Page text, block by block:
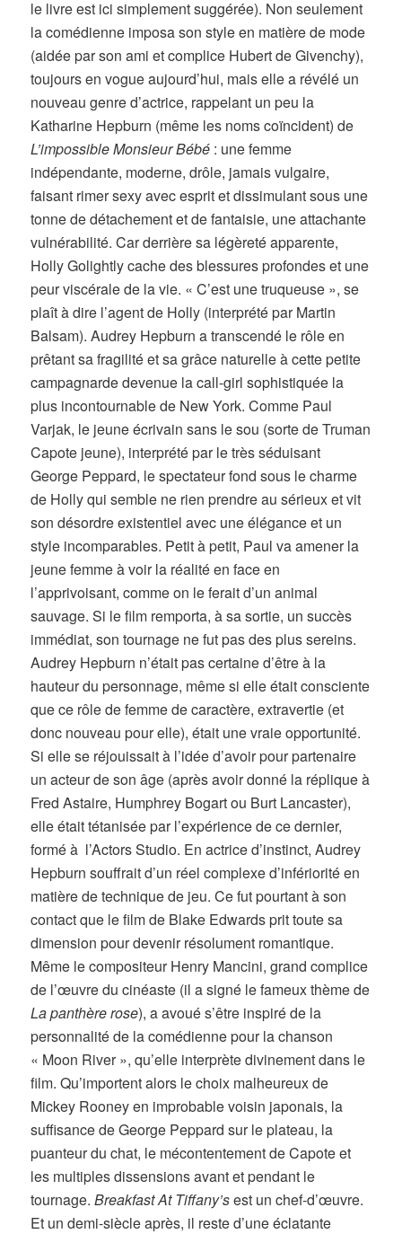
le livre est ici simplement suggérée). Non seulement
la comédienne imposa son style en matière de mode
(aidée par son ami et complice Hubert de Givenchy),
toujours en vogue aujourd’hui, mais elle a révélé un
nouveau genre d’actrice, rappelant un peu la
Katharine Hepburn (même les noms coïncident) de
L’impossible Monsieur Bébé : une femme
indépendante, moderne, drôle, jamais vulgaire,
faisant rimer sexy avec esprit et dissimulant sous une
tonne de détachement et de fantaisie, une attachante
vulnérabilité. Car derrière sa légèreté apparente,
Holly Golightly cache des blessures profondes et une
peur viscérale de la vie. « C’est une truqueuse », se
plaît à dire l’agent de Holly (interprété par Martin
Balsam). Audrey Hepburn a transcendé le rôle en
prêtant sa fragilité et sa grâce naturelle à cette petite
campagnarde devenue la call-girl sophistiquée la
plus incontournable de New York. Comme Paul
Varjak, le jeune écrivain sans le sou (sorte de Truman
Capote jeune), interprété par le très séduisant
George Peppard, le spectateur fond sous le charme
de Holly qui semble ne rien prendre au sérieux et vit
son désordre existentiel avec une élégance et un
style incomparables. Petit à petit, Paul va amener la
jeune femme à voir la réalité en face en
l’apprivoisant, comme on le ferait d’un animal
sauvage. Si le film remporta, à sa sortie, un succès
immédiat, son tournage ne fut pas des plus sereins.
Audrey Hepburn n’était pas certaine d’être à la
hauteur du personnage, même si elle était consciente
que ce rôle de femme de caractère, extravertie (et
donc nouveau pour elle), était une vraie opportunité.
Si elle se réjouissait à l’idée d’avoir pour partenaire
un acteur de son âge (après avoir donné la réplique à
Fred Astaire, Humphrey Bogart ou Burt Lancaster),
elle était tétanisée par l’expérience de ce dernier,
formé à l’Actors Studio. En actrice d’instinct, Audrey
Hepburn souffrait d’un réel complexe d’infériorité en
matière de technique de jeu. Ce fut pourtant à son
contact que le film de Blake Edwards prit toute sa
dimension pour devenir résolument romantique.
Même le compositeur Henry Mancini, grand complice
de l’œuvre du cinéaste (il a signé le fameux thème de
La panthère rose), a avoué s’être inspiré de la
personnalité de la comédienne pour la chanson
« Moon River », qu’elle interprète divinement dans le
film. Qu’importent alors le choix malheureux de
Mickey Rooney en improbable voisin japonais, la
suffisance de George Peppard sur le plateau, la
puanteur du chat, le mécontentement de Capote et
les multiples dissensions avant et pendant le
tournage.Breakfast At Tiffany’sest un chef-d’œuvre.
Et un demi-siècle après, il reste d’une éclatante